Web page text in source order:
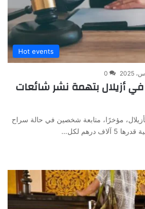
Hot events
0
أزيلال بتهمة نشر شائعات
مؤخرًا، متابعة شخصين في حالة سراح
درهم لكل…